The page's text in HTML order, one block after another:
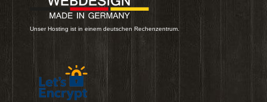
Unser Hosting ist in einem deutschen Rechenzentrum.